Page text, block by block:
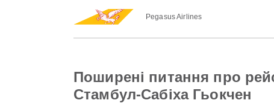
Pegasus Airlines
Поширені питання про
Стамбул-Сабіха Гьокчен